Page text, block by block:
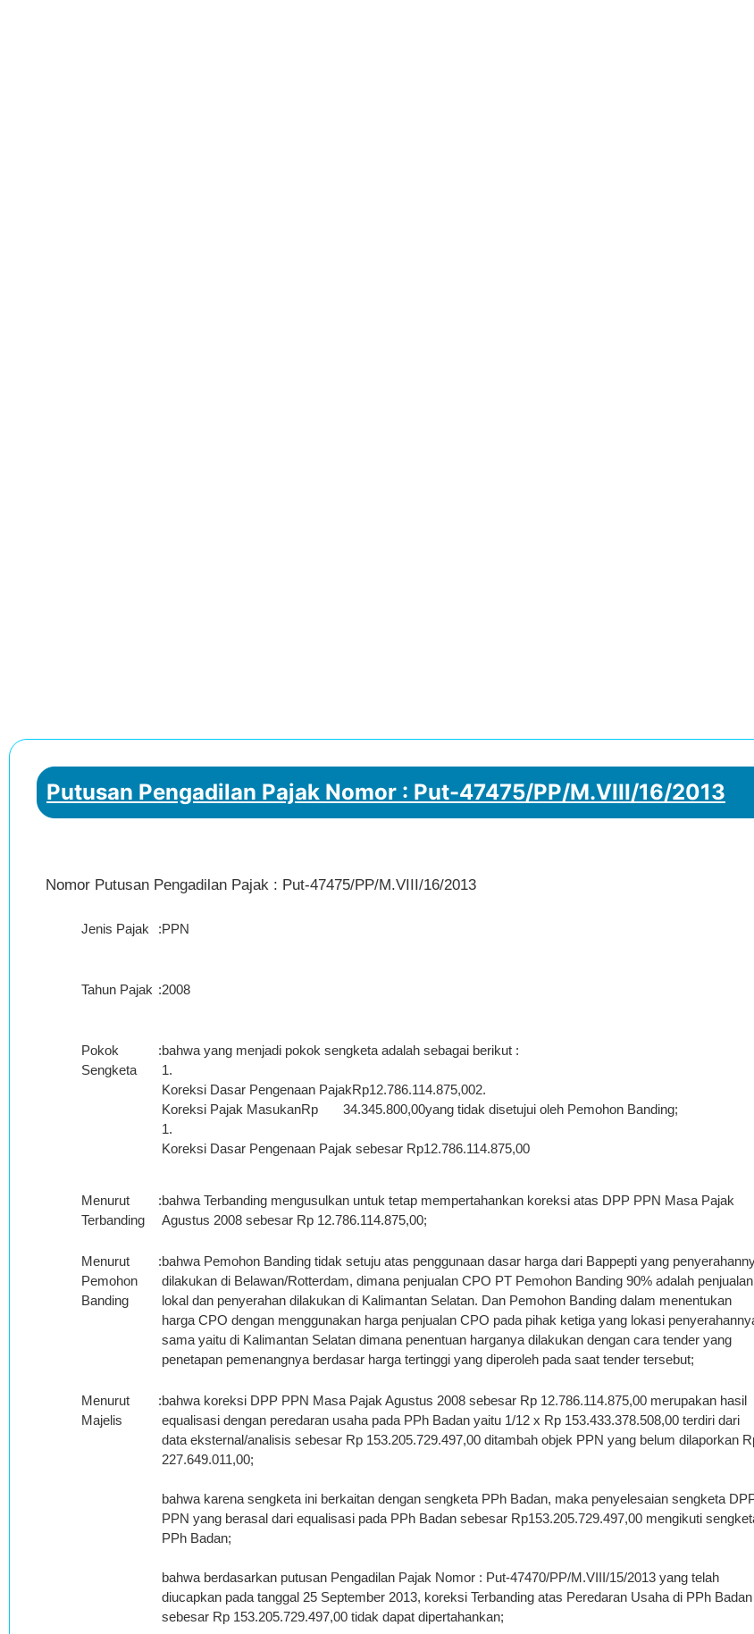
Putusan Pengadilan Pajak Nomor : Put-47475/PP/M.VIII/16/2013
Nomor Putusan Pengadilan Pajak : Put-47475/PP/M.VIII/16/2013
Jenis Pajak :PPN
Tahun Pajak :2008
Pokok
Sengketa
:bahwa yang menjadi pokok sengketa adalah sebagai berikut :
1.
Koreksi Dasar Pengenaan PajakRp12.786.114.875,002.
Koreksi Pajak MasukanRp 34.345.800,00yang tidak disetujui oleh Pemohon Banding;
1.
Koreksi Dasar Pengenaan Pajak sebesar Rp12.786.114.875,00
Menurut
Terbanding
:bahwa Terbanding mengusulkan untuk tetap mempertahankan koreksi atas DPP PPN Masa Pajak
Agustus 2008 sebesar Rp 12.786.114.875,00;
Menurut
Pemohon
Banding
:bahwa Pemohon Banding tidak setuju atas penggunaan dasar harga dari Bappepti yang
dilakukan di Belawan/Rotterdam, dimana penjualan CPO PT Pemohon Banding 90% adalah penjualan
lokal dan penyerahan dilakukan di Kalimantan Selatan. Dan Pemohon Banding dalam menentukan
harga CPO dengan menggunakan harga penjualan CPO pada pihak ketiga yang lokasi
sama yaitu di Kalimantan Selatan dimana penentuan harganya dilakukan dengan cara tender yang
penetapan pemenangnya berdasar harga tertinggi yang diperoleh pada saat tender tersebut;
Menurut
Majelis
:bahwa koreksi DPP PPN Masa Pajak Agustus 2008 sebesar Rp 12.786.114.875,00 merupakan hasil
equalisasi dengan peredaran usaha pada PPh Badan yaitu 1/12 x Rp 153.433.378.508,00 terdiri dari
data eksternal/analisis sebesar Rp 153.205.729.497,00 ditambah objek PPN yang belum dilaporkan
227.649.011,00;
bahwa karena sengketa ini berkaitan dengan sengketa PPh Badan, maka penyelesaian sengketa
PPN yang berasal dari equalisasi pada PPh Badan sebesar Rp153.205.729.497,00 mengikuti
PPh Badan;
bahwa berdasarkan putusan Pengadilan Pajak Nomor : Put-47470/PP/M.VIII/15/2013 yang telah
diucapkan pada tanggal 25 September 2013, koreksi Terbanding atas Peredaran Usaha di PPh Badan
sebesar Rp 153.205.729.497,00 tidak dapat dipertahankan;